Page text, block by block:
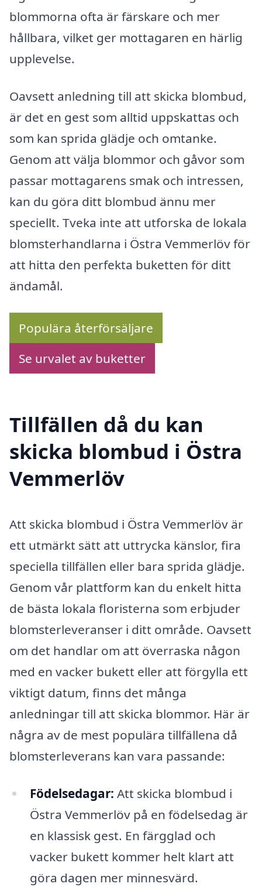
blommorna ofta är färskare och mer
hållbara, vilket ger mottagaren en härlig
upplevelse.
Oavsett anledning till att skicka blombud,
är det en gest som alltid uppskattas och
som kan sprida glädje och omtanke.
Genom att välja blommor och gåvor som
passar mottagarens smak och intressen,
kan du göra ditt blombud ännu mer
speciellt. Tveka inte att utforska de lokala
blomsterhandlarna i Östra Vemmerlöv för
att hitta den perfekta buketten för ditt
ändamål.
Populära återförsäljare
Se urvalet av buketter
Tillfällen då du kan
skicka blombud i Östra
Vemmerlöv
Att skicka blombud i Östra Vemmerlöv är
ett utmärkt sätt att uttrycka känslor, fira
speciella tillfällen eller bara sprida glädje.
Genom vår plattform kan du enkelt hitta
de bästa lokala floristerna som erbjuder
blomsterleveranser i ditt område. Oavsett
om det handlar om att överraska någon
med en vacker bukett eller att förgylla ett
viktigt datum, finns det många
anledningar till att skicka blommor. Här är
några av de mest populära tillfällena då
blomsterleverans kan vara passande:
Födelsedagar: Att skicka blombud i
Östra Vemmerlöv på en födelsedag är
en klassisk gest. En färgglad och
vacker bukett kommer helt klart att
göra dagen mer minnesvärd.